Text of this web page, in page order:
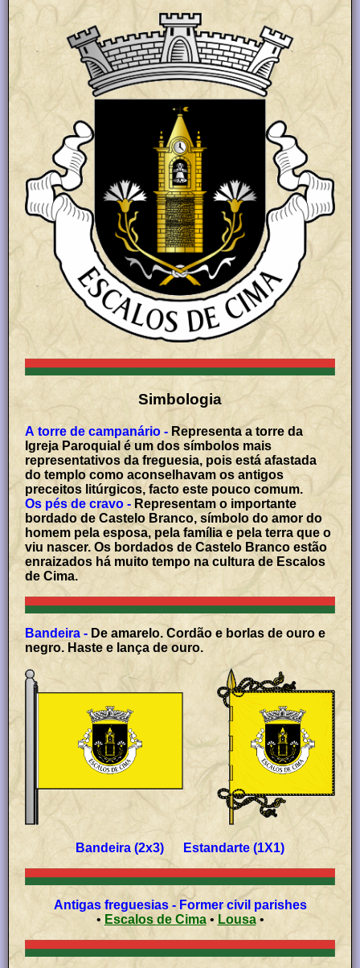
Simbologia
A torre de campanário - Representa a torre da
Igreja Paroquial é um dos símbolos mais
representativos da freguesia, pois está afastada
do templo como aconselhavam os antigos
preceitos litúrgicos, facto este pouco comum.
Os pés de cravo - Representam o importante
bordado de Castelo Branco, símbolo do amor do
homem pela esposa, pela família e pela terra que o
viu nascer. Os bordados de Castelo Branco estão
enraizados há muito tempo na cultura de Escalos
de Cima.
Bandeira - De amarelo. Cordão e borlas de ouro e
negro. Haste e lança de ouro.
Bandeira (2x3) Estandarte (1X1)
Antigas freguesias - Former civil parishes
•
Escalos de Cima• Lousa•